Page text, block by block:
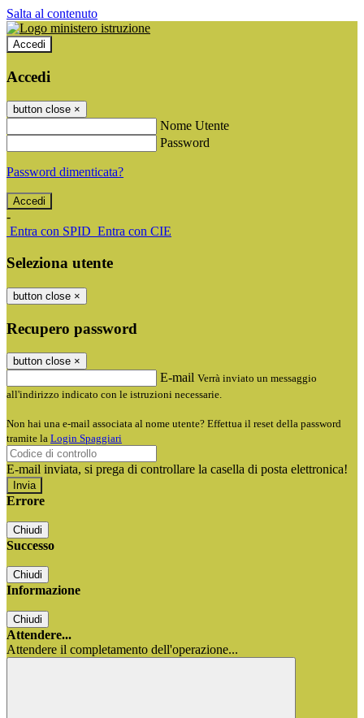
Salta al contenuto
Accedi
Accedi
button close ×
Nome Utente
Password
Password dimenticata?
-
Entra con SPID Entra con CIE
Seleziona utente
button close ×
Recupero password
button close ×
E-mail Verrà inviato un messaggio
all'indirizzo indicato con le istruzioni necessarie.
Non hai una e-mail associata al nome utente? Effettua il reset della password
tramite la Login Spaggiari
E-mail inviata, si prega di controllare la casella di posta elettronica!
Errore
Chiudi
Successo
Chiudi
Informazione
Chiudi
Attendere...
Attendere il completamento dell'operazione...